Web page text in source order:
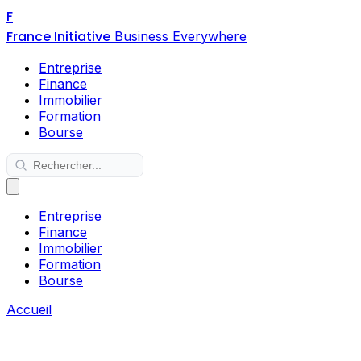
F
France Initiative Business Everywhere
Entreprise
Finance
Immobilier
Formation
Bourse
Entreprise
Finance
Immobilier
Formation
Bourse
Accueil